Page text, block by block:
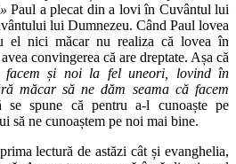
Paul a plecat din a lovi în Cuvântul lui
lui Dumnezeu. Când Paul lovea
el nici măcar nu realiza că lovea în
convingerea că are dreptate. Așa că
facem și noi la fel uneori, lovind în
măcar să ne dăm seama că facem
spune că pentru a-l cunoaște pe
să ne cunoaștem pe noi mai bine.
lectură de astăzi cât și evanghelia,